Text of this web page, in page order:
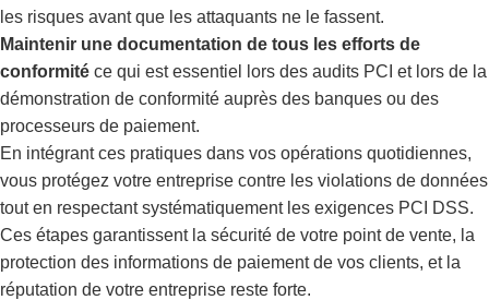
les risques avant que les attaquants ne le fassent.
Maintenir une documentation de tous les efforts de
conformité ce qui est essentiel lors des audits PCI et lors de la
démonstration de conformité auprès des banques ou des
processeurs de paiement.
En intégrant ces pratiques dans vos opérations quotidiennes,
vous protégez votre entreprise contre les violations de données
tout en respectant systématiquement les exigences PCI DSS.
Ces étapes garantissent la sécurité de votre point de vente, la
protection des informations de paiement de vos clients, et la
réputation de votre entreprise reste forte.